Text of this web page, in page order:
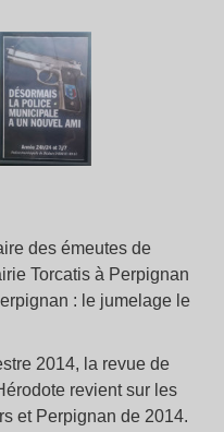
des émeutes de
Torcatis à Perpignan
: le jumelage le
2014, la revue de
revient sur les
et Perpignan de 2014.